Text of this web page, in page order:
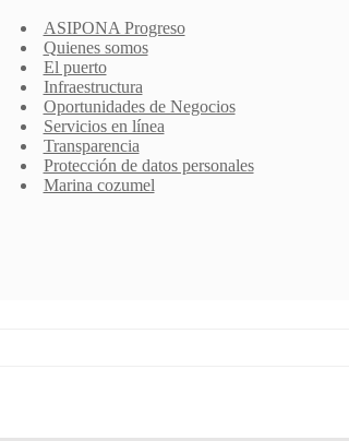
ASIPONA Progreso
Quienes somos
El puerto
Infraestructura
Oportunidades de Negocios
Servicios en línea
Transparencia
Protección de datos personales
Marina cozumel